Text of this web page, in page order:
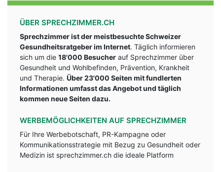
ÜBER SPRECHZIMMER.CH
Sprechzimmer ist der meistbesuchte Schweizer
Gesundheitsratgeber im Internet. Täglich informieren
sich um die 18'000 Besucher auf Sprechzimmer über
Gesundheit und Wohlbefinden, Prävention, Krankheit
und Therapie. Über 23'000 Seiten mit fundlerten
Informationen umfasst das Angebot und täglich
kommen neue Seiten dazu.
WERBEMÖGLICHKEITEN AUF SPRECHZIMMER
Für Ihre Werbebotschaft, PR-Kampagne oder
Kommunikationsstrategie mit Bezug zu Gesundheit oder
Medizin ist sprechzimmer.ch die ideale Platform